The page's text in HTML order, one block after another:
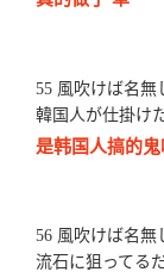
55 風吹けば名無
韓国人が仕掛け
是韩国人搞的鬼
56 風吹けば名無
流石に狙ってる